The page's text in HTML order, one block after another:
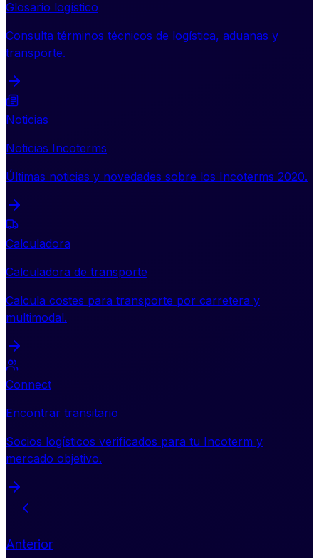
Glosario logístico
Consulta términos técnicos de logística, aduanas y
transporte.
Noticias
Noticias Incoterms
Últimas noticias y novedades sobre los Incoterms 2020.
Calculadora
Calculadora de transporte
Calcula costes para transporte por carretera y
multimodal.
Connect
Encontrar transitario
Socios logísticos verificados para tu Incoterm y
mercado objetivo.
Anterior